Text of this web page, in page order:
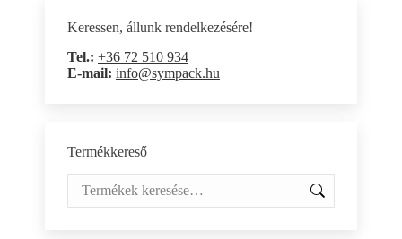
Keressen, állunk rendelkezésére!
Tel.: +36 72 510 934
E-mail: info@sympack.hu
Termékkereső